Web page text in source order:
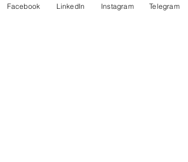
Facebook LinkedIn Instagram Telegram